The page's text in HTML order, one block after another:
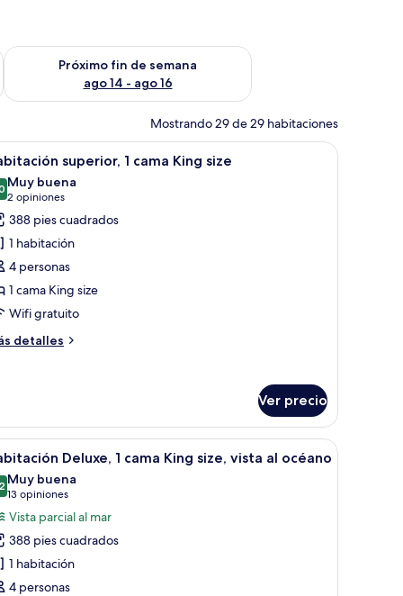
semana ago 7 - ago 9
Próximo fin de semana
ago 14 - ago 16
Consulta la disponibilidad para el próximo fin de semana ago
Mostrando 29 de 29 habitaciones
con lámpara, una silla y vista al mar.Una habitación de hotel con una cama,
5 superior, 1 cama King size
de 10
Muy buena
2 opiniones
(2
opiniones)
388 pies cuadrados
1 habitación
4 personas
1 cama King size
Wifi gratuito
detalles
Ver precio
con lámpara, una silla y vista al mar.Una habitación de hotel con una cama,
6 Deluxe, 1 cama King size, vista al océano
de 10
Muy buena
13 opiniones
(13
opiniones)
Vista parcial al mar
388 pies cuadrados
1 habitación
4 personas